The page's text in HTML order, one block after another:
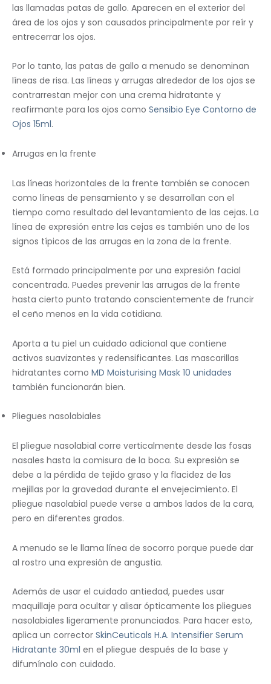
las llamadas patas de gallo. Aparecen en el exterior del
área de los ojos y son causados ​​principalmente por reír y
entrecerrar los ojos.
Por lo tanto, las patas de gallo a menudo se denominan
líneas de risa. Las líneas y arrugas alrededor de los ojos se
contrarrestan mejor con una crema hidratante y
reafirmante para los ojos como Sensibio Eye Contorno de
Ojos 15ml.
Arrugas en la frente
Las líneas horizontales de la frente también se conocen
como líneas de pensamiento y se desarrollan con el
tiempo como resultado del levantamiento de las cejas. La
línea de expresión entre las cejas es también uno de los
signos típicos de las arrugas en la zona de la frente.
Está formado principalmente por una expresión facial
concentrada. Puedes prevenir las arrugas de la frente
hasta cierto punto tratando conscientemente de fruncir
el ceño menos en la vida cotidiana.
Aporta a tu piel un cuidado adicional que contiene
activos suavizantes y redensificantes. Las mascarillas
hidratantes como MD Moisturising Mask 10 unidades
también funcionarán bien.
Pliegues nasolabiales
El pliegue nasolabial corre verticalmente desde las fosas
nasales hasta la comisura de la boca. Su expresión se
debe a la pérdida de tejido graso y la flacidez de las
mejillas por la gravedad durante el envejecimiento. El
pliegue nasolabial puede verse a ambos lados de la cara,
pero en diferentes grados.
A menudo se le llama línea de socorro porque puede dar
al rostro una expresión de angustia.
Además de usar el cuidado antiedad, puedes usar
maquillaje para ocultar y alisar ópticamente los pliegues
nasolabiales ligeramente pronunciados. Para hacer esto,
aplica un corrector SkinCeuticals H.A. Intensifier Serum
Hidratante 30ml en el pliegue después de la base y
difumínalo con cuidado.